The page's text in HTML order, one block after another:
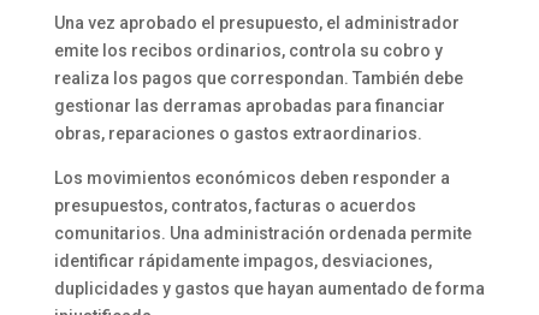
Una vez aprobado el presupuesto, el administrador
emite los recibos ordinarios, controla su cobro y
realiza los pagos que correspondan. También debe
gestionar las derramas aprobadas para financiar
obras, reparaciones o gastos extraordinarios.
Los movimientos económicos deben responder a
presupuestos, contratos, facturas o acuerdos
comunitarios. Una administración ordenada permite
identificar rápidamente impagos, desviaciones,
duplicidades y gastos que hayan aumentado de forma